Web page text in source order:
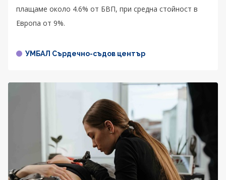
плащаме около 4.6% от БВП, при средна стойност в
Европа от 9%.
УМБАЛ Сърдечно-съдов център